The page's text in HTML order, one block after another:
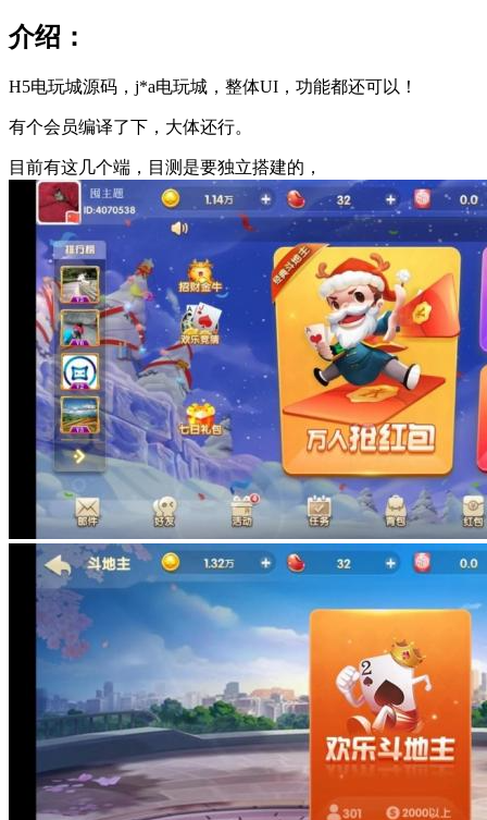
介绍：
H5电玩城源码，j*a电玩城，整体UI，功能都还可以！
有个会员编译了下，大体还行。
目前有这几个端，目测是要独立搭建的，